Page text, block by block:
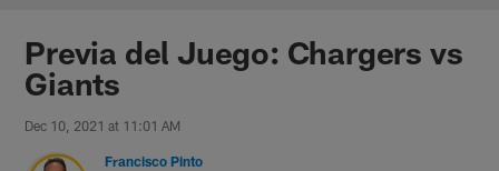
Chargers Official Site | Los
Previa del Juego: Chargers vs
Giants
Dec 10, 2021 at 11:01 AM
Francisco Pinto